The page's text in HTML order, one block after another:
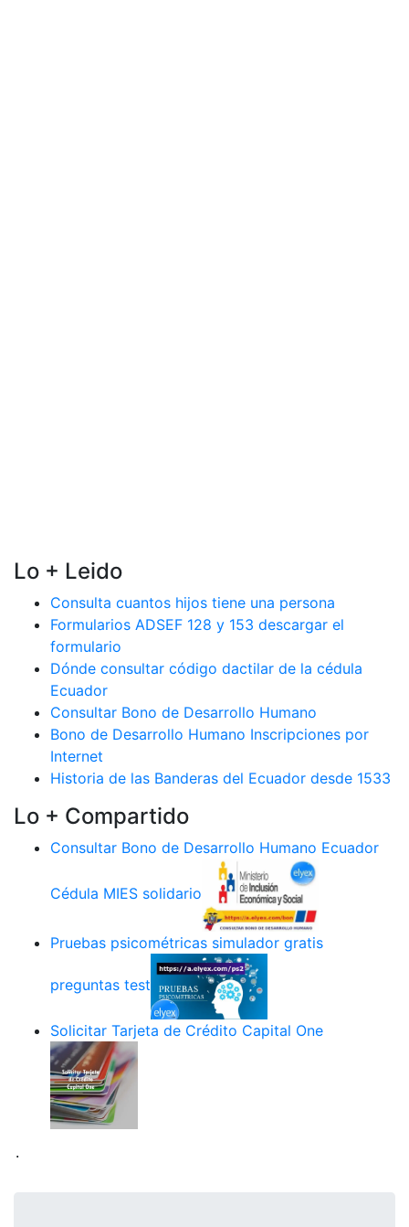
Lo + Leido
Consulta cuantos hijos tiene una persona
Formularios ADSEF 128 y 153 descargar el
formulario
Dónde consultar código dactilar de la cédula
Ecuador
Consultar Bono de Desarrollo Humano
Bono de Desarrollo Humano Inscripciones por
Internet
Historia de las Banderas del Ecuador desde 1533
Lo + Compartido
Consultar Bono de Desarrollo Humano Ecuador
Cédula MIES solidario
Pruebas psicométricas simulador gratis
preguntas test
Solicitar Tarjeta de Crédito Capital One
.